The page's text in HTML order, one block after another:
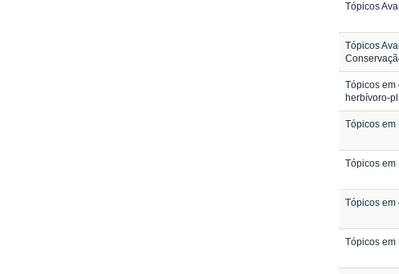
Tópicos
Tópicos
Tópicos em
herbívoro-
Tópicos em
Tópicos em
Tópicos
Tópicos em